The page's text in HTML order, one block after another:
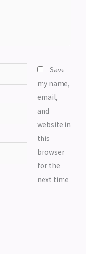
Save
my name,
email,
and
website in
this
browser
for the
next time